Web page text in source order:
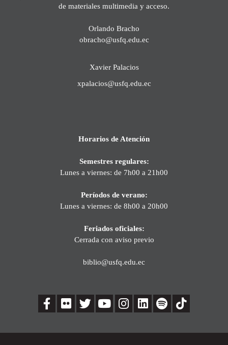
de materiales multimedia y acceso.
Orlando Bracho
obracho@usfq.edu.ec
Xavier Palacios
xpalacios@usfq.edu.ec
Horarios de Atención
Semestres regulares:
Lunes a viernes: de 7h00 a 21h00
Períodos de verano:
Lunes a viernes: de 8h00 a 20h00
Feriados oficiales:
Cerrada con aviso previo
biblio@usfq.edu.ec